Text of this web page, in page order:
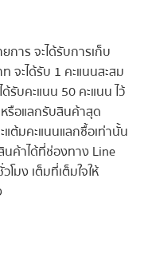
าร จะได้รับการเก็บ
จะได้รับ 1 คะแนนสะสม
รับคะแนน 50 คะแนน ไว้
รือแลกรับสินค้าสุด
แต้มคะแนนแลกซื้อเท่านั้น
ค้าได้ที่ช่องทาง Line
มง เต็มที่เต็มใจให้